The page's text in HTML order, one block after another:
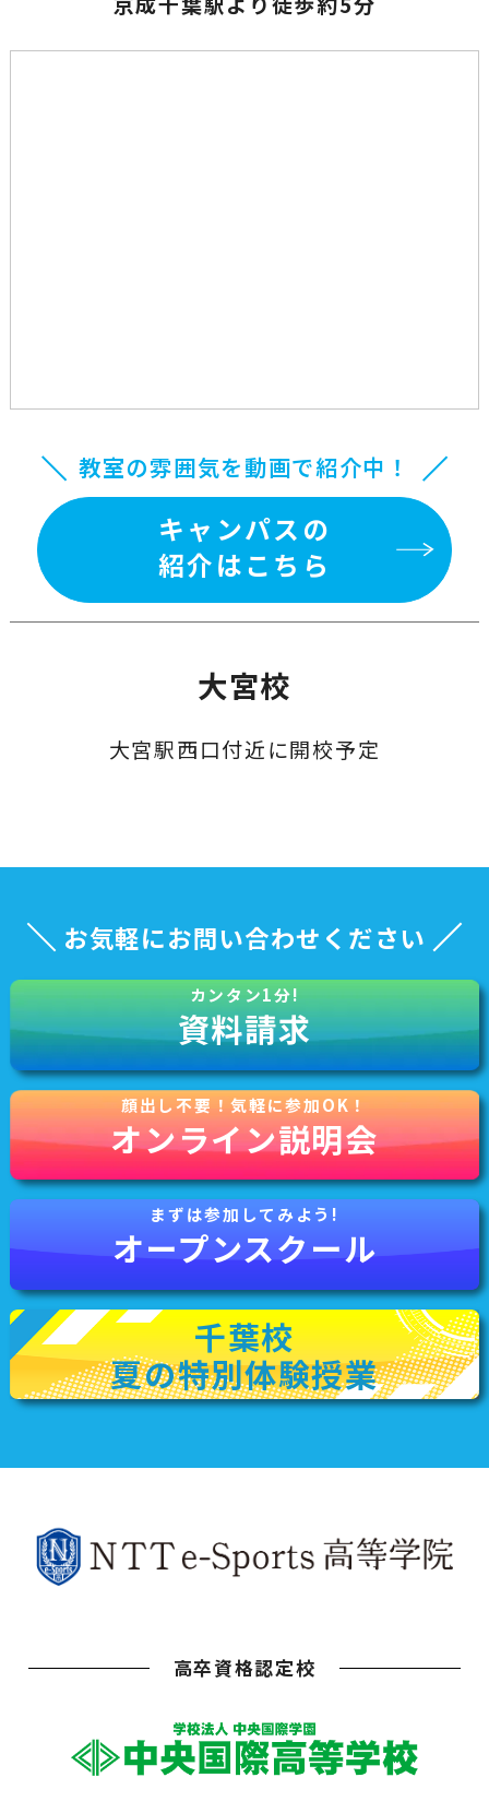
教室の雰囲気を動画で紹介中！
キャンパスの
紹介はこちら
大宮校
大宮駅西口付近に開校予定
お気軽にお問い合わせください
資料請求
オンライン説明会
オープンスクール
千葉校
夏の特別体験授業
高卒資格認定校